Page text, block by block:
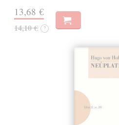
13,68 €
14,10 € ?